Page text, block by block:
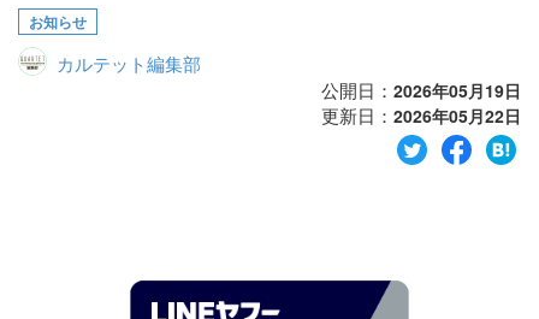
広告代理店・HP制作会社様へ
お知らせ
カルテット編集部
公開日： 2026年05月19日
更新日： 2026年05月22日